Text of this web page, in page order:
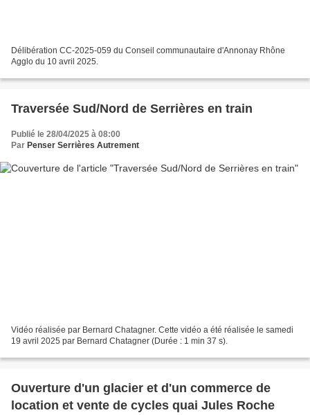
Délibération CC-2025-059 du Conseil communautaire d'Annonay Rhône
Agglo du 10 avril 2025.
Traversée Sud/Nord de Serrières en train
Publié le 28/04/2025 à 08:00
Par Penser Serrières Autrement
Vidéo réalisée par Bernard Chatagner. Cette vidéo a été réalisée le samedi
19 avril 2025 par Bernard Chatagner (Durée : 1 min 37 s).
Ouverture d'un glacier et d'un commerce de
location et vente de cycles quai Jules Roche